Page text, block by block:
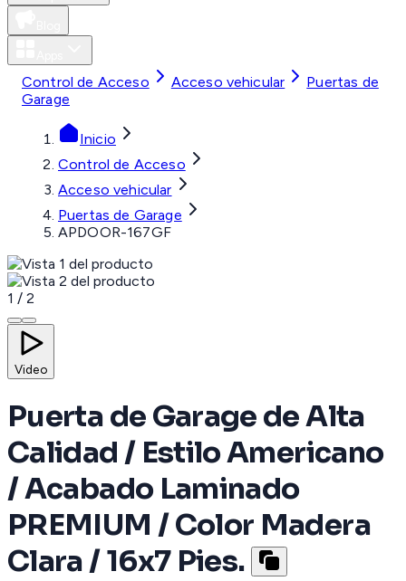
Control de Acceso Acceso vehicular
Puertas de
Garage
Inicio
Control de Acceso
Acceso vehicular
Puertas de Garage
APDOOR-167GF
1 / 2
Video
Puerta de Garage de Alta
Calidad / Estilo Americano
/ Acabado Laminado
PREMIUM / Color Madera
Clara / 16x7 Pies.